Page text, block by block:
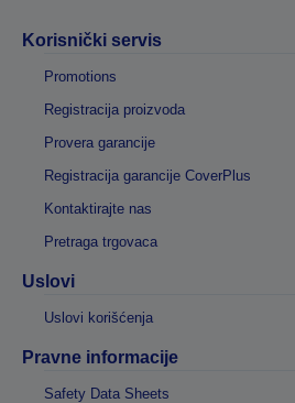
Korisnički servis
Promotions
Registracija proizvoda
Provera garancije
Registracija garancije CoverPlus
Kontaktirajte nas
Pretraga trgovaca
Uslovi
Uslovi korišćenja
Pravne informacije
Safety Data Sheets